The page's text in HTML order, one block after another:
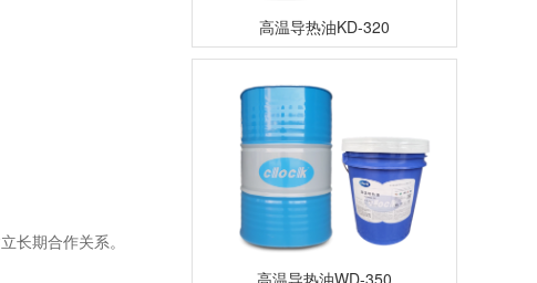
长期合作关系。